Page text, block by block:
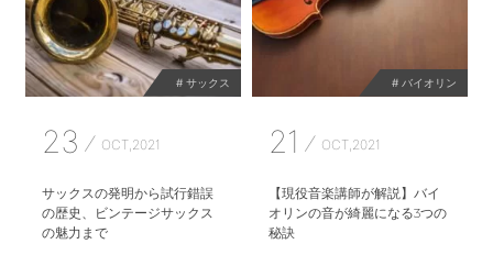
# サックス
23 OCT,2021
サックスの発明から試行錯誤
の歴史、ビンテージサックス
の魅力まで
# バイオリン
21 OCT,2021
【現役音楽講師が解説】バイ
オリンの音が綺麗になる3つの
秘訣